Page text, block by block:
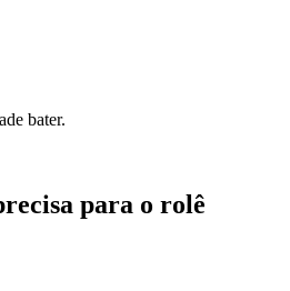
bater.
para o rolê